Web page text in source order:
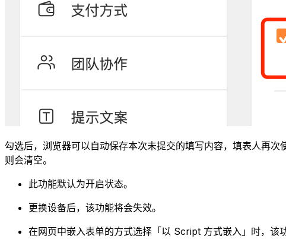
勾选后，浏览器可以自动保存本次未提交的填写内容，填表人再
则会清空。
此功能默认为开启状态。
更换设备后，该功能将会失效。
在网页中嵌入表单的方式选择「以 Script 方式嵌入」时，该